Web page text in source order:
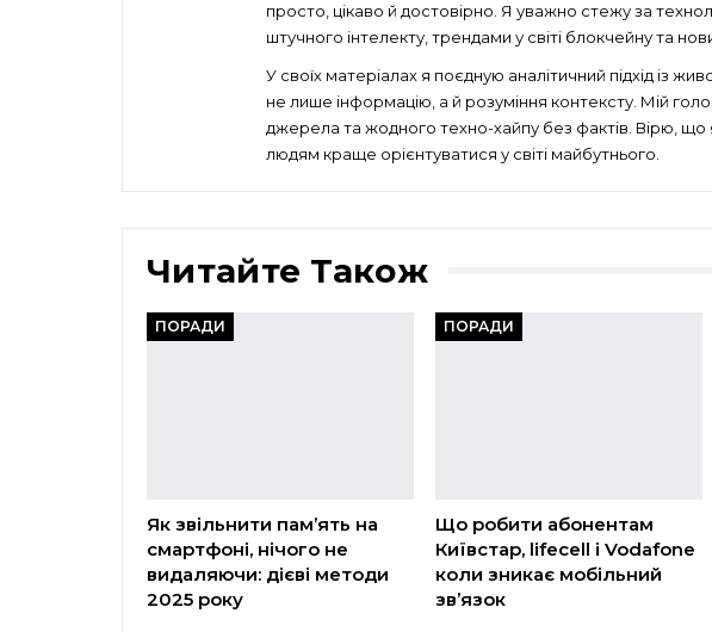
просто, цікаво й достовірно. Я уважно стежу за
штучного інтелекту, трендами у світі блокчейну та
У своїх матеріалах я поєдную аналітичний підхід із
не лише інформацію, а й розуміння контексту. Мій
джерела та жодного техно-хайпу без фактів. Вірю, що
людям краще орієнтуватися у світі майбутнього.
Читайте Також
ПОРАДИ
Як звільнити пам’ять на
смартфоні, нічого не
видаляючи: дієві методи
2025 року
ПОРАДИ
Що робити абонентам
Київстар, lifecell і Vodafone
коли зникає мобільний
зв’язок